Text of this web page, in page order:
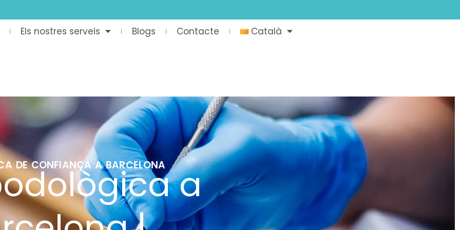
Els nostres serveis Blogs Contacte Català
DE CONFIANÇA A BARCELONA
a